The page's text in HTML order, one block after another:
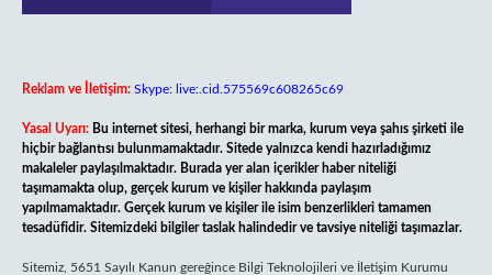
Reklam ve İletişim: Skype: live:.cid.575569c608265c69
Yasal Uyarı: Bu internet sitesi, herhangi bir marka, kurum veya şahıs şirketi ile
hiçbir bağlantısı bulunmamaktadır. Sitede yalnızca kendi hazırladığımız
makaleler paylaşılmaktadır. Burada yer alan içerikler haber niteliği
taşımamakta olup, gerçek kurum ve kişiler hakkında paylaşım
yapılmamaktadır. Gerçek kurum ve kişiler ile isim benzerlikleri tamamen
tesadüfidir. Sitemizdeki bilgiler taslak halindedir ve tavsiye niteliği taşımazlar.
Sitemiz, 5651 Sayılı Kanun gereğince Bilgi Teknolojileri ve İletişim Kurumu